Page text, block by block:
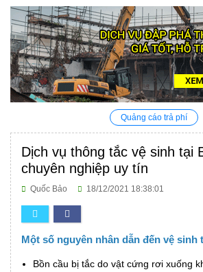
Quảng cáo trả phí
Dịch vụ thông tắc vệ sinh tại
chuyên nghiệp uy tín
Quốc Bảo 18/12/2021 18:38:01
Một số nguyên nhân dẫn đến vệ sinh
Bồn cầu bị tắc do vật cứng rơi xuống